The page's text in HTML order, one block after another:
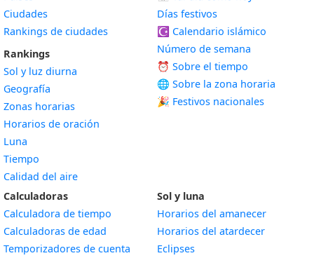
Ciudades
Rankings de ciudades
Rankings
Sol y luz diurna
Geografía
Zonas horarias
Horarios de oración
Luna
Tiempo
Calidad del aire
Días festivos
☪️ Calendario islámico
Número de semana
⏰ Sobre el tiempo
🌐 Sobre la zona horaria
🎉 Festivos nacionales
Calculadoras
Calculadora de tiempo
Calculadoras de edad
Temporizadores de cuenta
Sol y luna
Horarios del amanecer
Horarios del atardecer
Eclipses